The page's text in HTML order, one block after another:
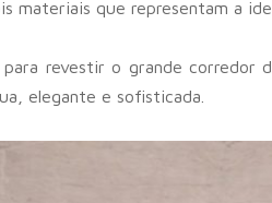
materiais que representam a
revestir o grande corredor
elegante e sofisticada.